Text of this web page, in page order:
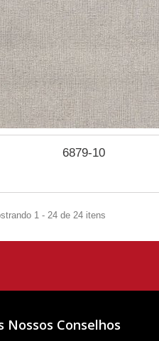
6879-10
1 - 24 de 24 itens
Nossos Conselhos